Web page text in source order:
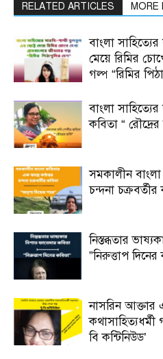
RELATED ARTICLES MORE
বাংলা
মেয়ে রিমির
গল্প “রিমির
বাংলা
কবিতা “ রৌদ্রের
সমকালীন বাংলা
চন্দনা
নিস্তব্ধতার
”নিরুত্তাপ দিনের
নাসরিন আক্তার
বি কন্টিনিউড’